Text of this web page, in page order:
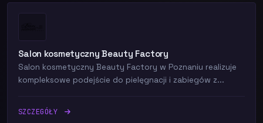
Salon kosmetyczny Beauty Factory
Salon kosmetyczny Beauty Factory w Poznaniu realizuje
kompleksowe podejście do pielęgnacji i zabiegów z...
SZCZEGÓŁY